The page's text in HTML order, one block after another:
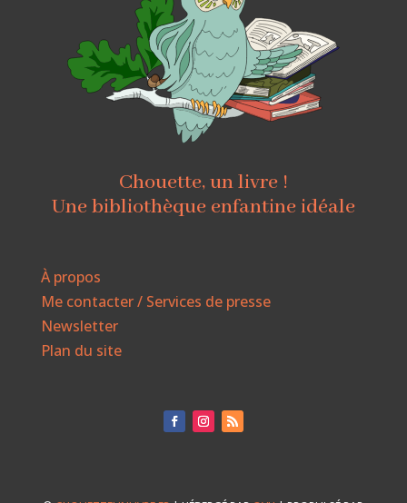
Chouette, un livre !
Une bibliothèque enfantine idéale
À propos
Me contacter / Services de presse
Newsletter
Plan du site